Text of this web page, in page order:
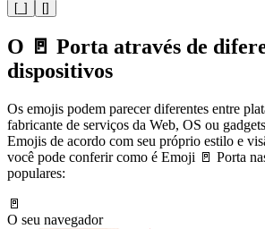
[_] []
O 🚪 Porta através de
dispositivos
Os emojis podem parecer diferentes entre
fabricante de serviços da Web, OS ou
Emojis de acordo com seu próprio estilo e
você pode conferir como é Emoji 🚪 Porta
populares:
🚪
O seu navegador